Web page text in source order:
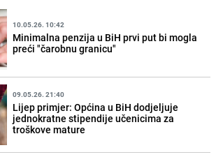
10.05.26. 10:42
Minimalna penzija u BiH prvi put bi mogla
preći "čarobnu granicu"
09.05.26. 21:40
Lijep primjer: Općina u BiH dodjeljuje
jednokratne stipendije učenicima za
troškove mature